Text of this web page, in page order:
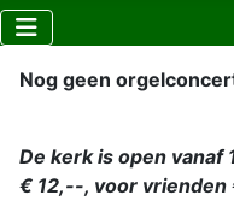
Nog geen
De kerk is open vanaf
€ 12,--, voor